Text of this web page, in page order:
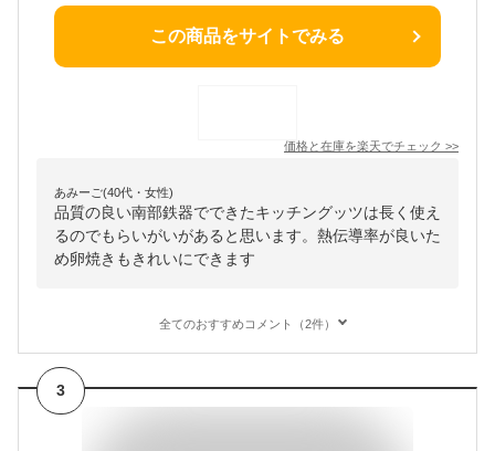
この商品をサイトでみる
価格と在庫を楽天でチェック >>
あみーご(40代・女性)
品質の良い南部鉄器でできたキッチングッツは長く使え
るのでもらいがいがあると思います。熱伝導率が良いた
め卵焼きもきれいにできます
全てのおすすめコメント（2件）
3